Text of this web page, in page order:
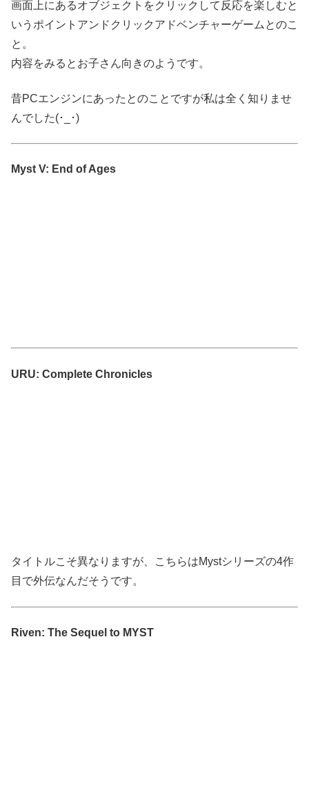
画面上にあるオブジェクトをクリックして反応を楽しむと
いうポイントアンドクリックアドベンチャーゲームとのこ
と。
内容をみるとお子さん向きのようです。
昔PCエンジンにあったとのことですが私は全く知りませ
んでした(･_･)
Myst V: End of Ages
URU: Complete Chronicles
タイトルこそ異なりますが、こちらはMystシリーズの4作
目で外伝なんだそうです。
Riven: The Sequel to MYST